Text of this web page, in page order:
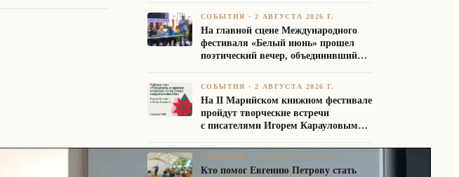
СОБЫТИЯ ·2 АВГУСТА 2026 Г.
На главной сцене Международного
фестиваля «Белый июнь» прошел
поэтический вечер, объединивший
СОБЫТИЯ ·2 АВГУСТА 2026 Г.
На II Марийском книжном фестивале
пройдут творческие встречи
с писателями Игорем Карауловым
СОБЫТИЯ · 2 АВГУСТА 2026 Г.
Кто помог Евгению Петрову стать